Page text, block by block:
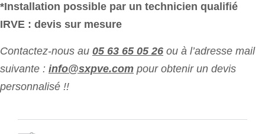
*Installation possible par un technicien qualifié
IRVE : devis sur mesure
Contactez-nous au 05 63 65 05 26 ou à l’adresse mail
suivante : info@sxpve.com pour obtenir un devis
personnalisé !!